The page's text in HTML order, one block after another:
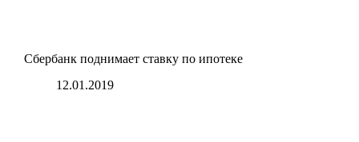
Сбербанк поднимает ставку по ипотеке
12.01.2019